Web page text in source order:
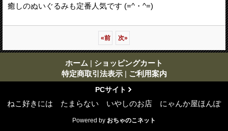
癒しのぬいぐるみも定番人気です (=^・^=)
«前 次»
ホーム | ショッピングカート
特定商取引法表示 | ご利用案内
PCサイト
ねこ好きには たまらない いやしのお店 にゃんか屋ほんぽ
Powered by おちゃのこネット